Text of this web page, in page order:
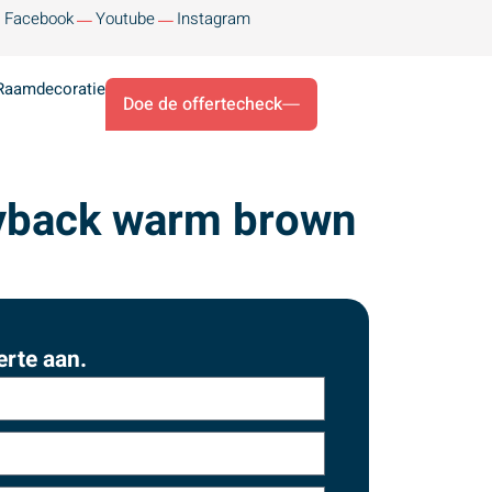
Facebook Youtube Instagram
Doe de offertecheck
warm brown
aan.